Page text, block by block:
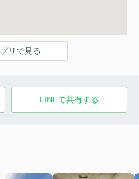
リで見る
LINEで共有する